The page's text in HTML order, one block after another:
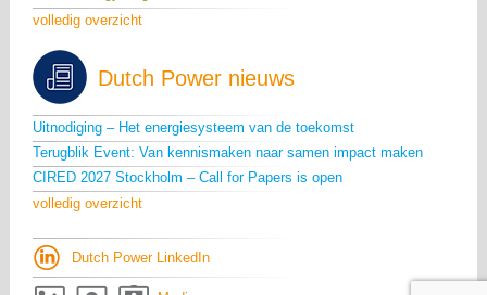
volledig overzicht
Dutch Power nieuws
Uitnodiging – Het energiesysteem van de toekomst
Terugblik Event: Van kennismaken naar samen impact maken
CIRED 2027 Stockholm – Call for Papers is open
volledig overzicht
Dutch Power LinkedIn